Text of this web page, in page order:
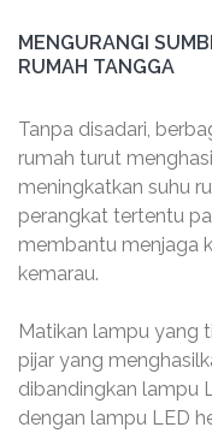
MENGURANGI
RUMAH TANGGA
Tanpa disadari,
rumah turut
meningkatkan suhu
perangkat tertentu
membantu menjaga
kemarau.
Matikan lampu yang
pijar yang
dibandingkan lampu
dengan lampu LED